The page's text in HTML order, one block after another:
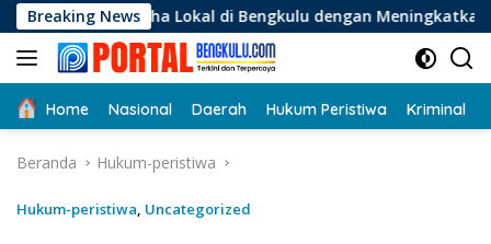
Langsung
ke
konten
Breaking News
Lokal di Bengkulu dengan Meningkatkan Ruang Publik dan
Home Nasional Daerah Hukum Peristiwa Kriminal
Beranda Hukum-peristiwa
Hukum-peristiwa, Uncategorized